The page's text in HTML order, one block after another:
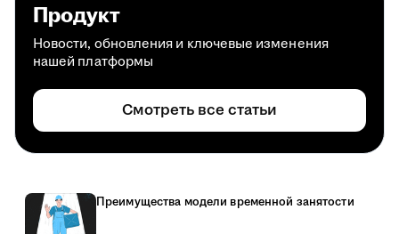
Продукт
Новости, обновления и ключевые изменения
нашей платформы
Смотреть все статьи
Преимущества модели временной занятости